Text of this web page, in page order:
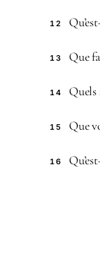
12
13 Que
14 Quels
15 Que
16